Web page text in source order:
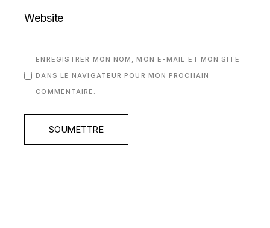
ENREGISTRER MON NOM, MON E-MAIL ET MON SITE
DANS LE NAVIGATEUR POUR MON PROCHAIN
COMMENTAIRE.
SOUMETTRE